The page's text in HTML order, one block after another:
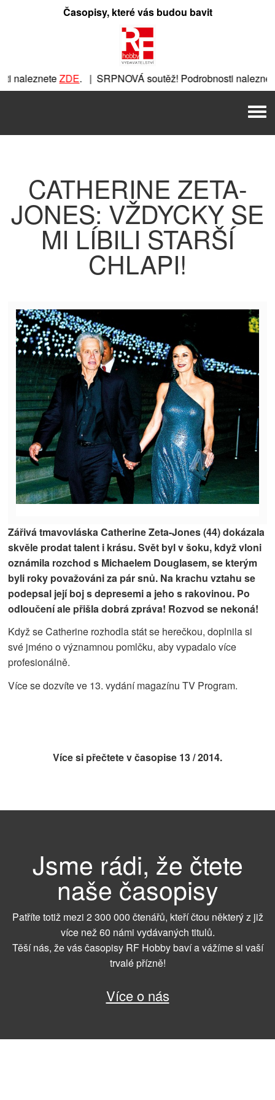
Časopisy, které vás budou bavit
nalezneteZDE. | SRPNOVÁ soutěž! Podrobnosti naleznete
. |
CATHERINE ZETA-
JONES: VŽDYCKY SE
MI LÍBILI STARŠÍ
CHLAPI!
Zářivá tmavovláska Catherine Zeta-Jones (44) dokázala
skvěle prodat talent i krásu. Svět byl v šoku, když vloni
oznámila rozchod s Michaelem Douglasem, se kterým
byli roky považováni za pár snů. Na krachu vztahu se
podepsal její boj s depresemi a jeho s rakovinou. Po
odloučení ale přišla dobrá zpráva! Rozvod se nekoná!
Když se Catherine rozhodla stát se herečkou, doplnila si
své jméno o významnou pomlčku, aby vypadalo více
profesionálně.
Více se dozvíte ve 13. vydání magazínu TV Program.
Více si přečtete v časopise 13 / 2014.
Jsme rádi, že čtete
naše časopisy
Patříte totiž mezi 2 300 000 čtenářů, kteří čtou některý z již
více než 60 námi vydávaných titulů.
Těší nás, že vás časopisy RF Hobby baví a vážíme si vaší
trvalé přízně!
Více o nás